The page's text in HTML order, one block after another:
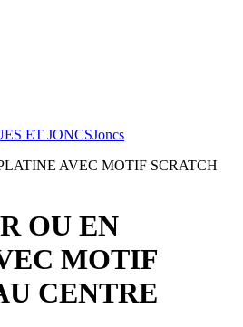
ET JONCSJoncs
OU EN
MOTIF
CENTRE